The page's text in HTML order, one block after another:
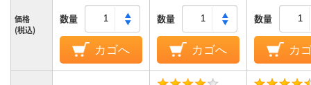
価格
(税込)
数量
カゴへ
数量
カゴへ
数量
カ